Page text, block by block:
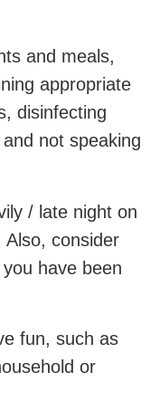
and meals,
appropriate
disinfecting
not speaking
/ late night on
consider
have been
fun, such as
or